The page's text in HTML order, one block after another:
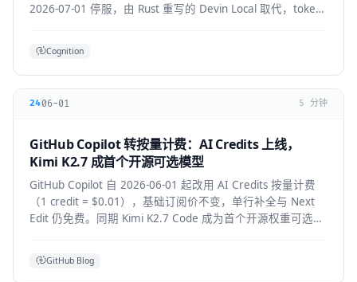
2026-07-01 停服，由 Rust 重写的 Devin Local 取代，token
Cognition
2406-01 5 分钟
GitHub Copilot 转按量计费：AI Credits 上线，
Kimi K2.7 成首个开源可选模型
GitHub Copilot 自 2026-06-01 起改用 AI Credits 按量计费
（1 credit = $0.01），基础订阅价不变，单行补全与 Next
Edit 仍免费。同期 Kimi K2.7 Code 成为首个开源权重可选模
GitHub Blog